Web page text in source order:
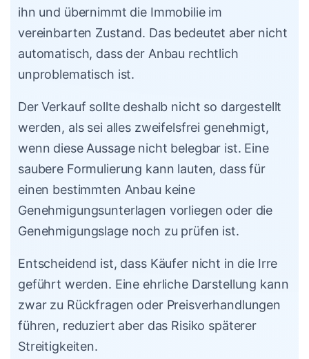
ihn und übernimmt die Immobilie im
vereinbarten Zustand. Das bedeutet aber nicht
automatisch, dass der Anbau rechtlich
unproblematisch ist.
Der Verkauf sollte deshalb nicht so dargestellt
werden, als sei alles zweifelsfrei genehmigt,
wenn diese Aussage nicht belegbar ist. Eine
saubere Formulierung kann lauten, dass für
einen bestimmten Anbau keine
Genehmigungsunterlagen vorliegen oder die
Genehmigungslage noch zu prüfen ist.
Entscheidend ist, dass Käufer nicht in die Irre
geführt werden. Eine ehrliche Darstellung kann
zwar zu Rückfragen oder Preisverhandlungen
führen, reduziert aber das Risiko späterer
Streitigkeiten.